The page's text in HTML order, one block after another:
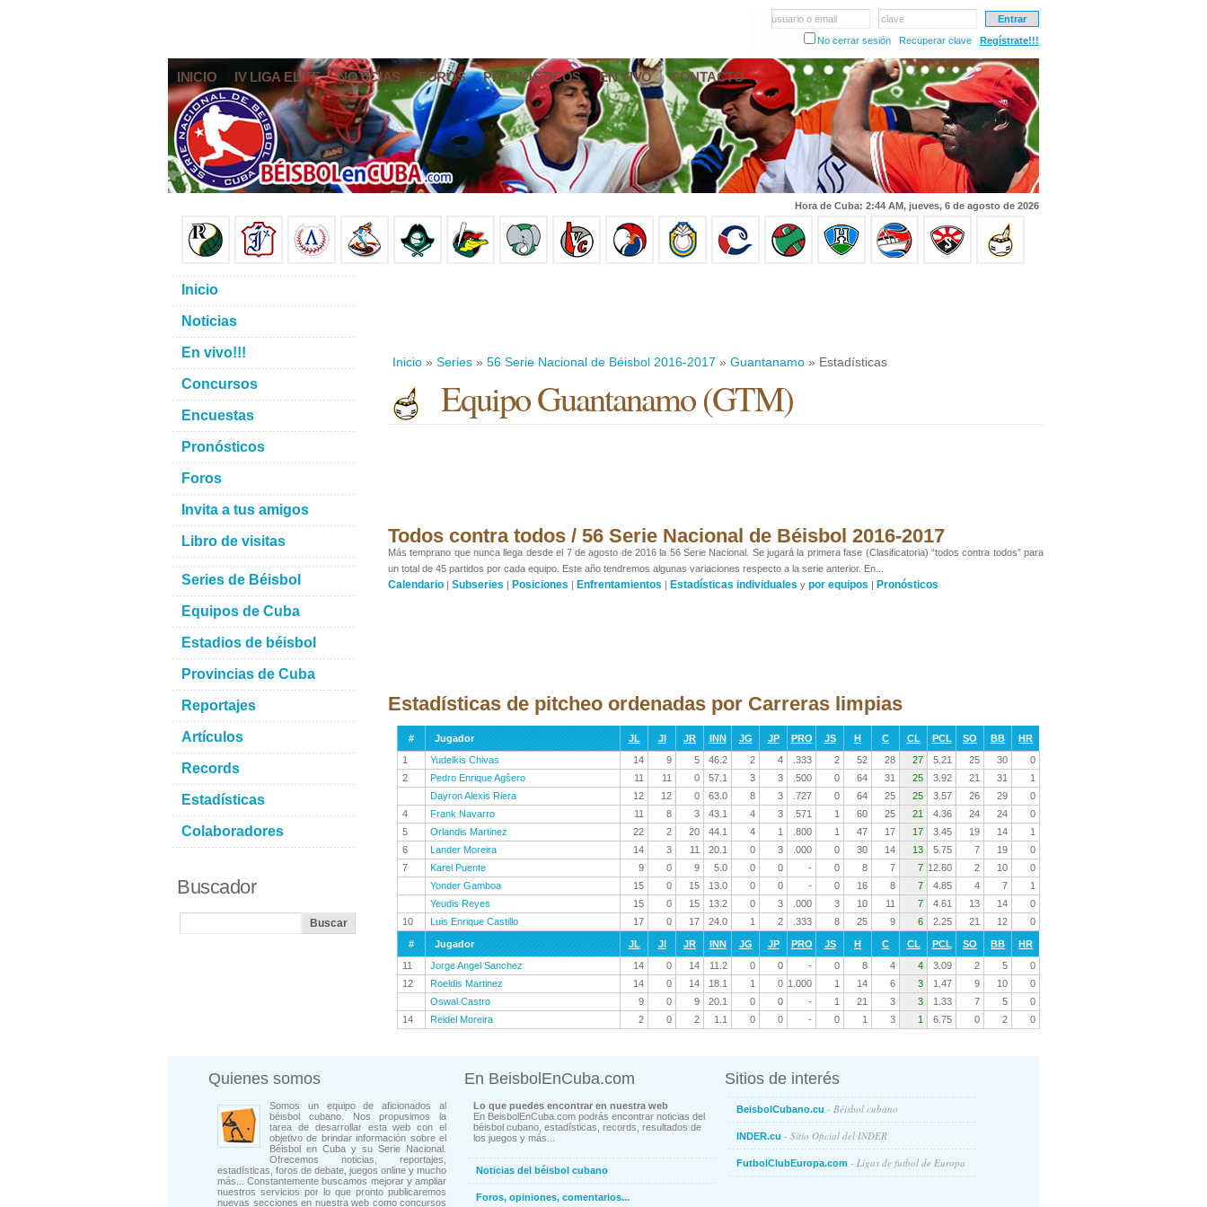
usuario o email
clave
No cerrar sesión
Recuperar clave Regístrate!!!
INICIO IV LIGA ELITE NOTICIAS FOROS PRONÓSTICOS EN VIVO CONTACTO
Hora de Cuba: 2:44 AM, jueves, 6 de agosto de 2026
Inicio » Series » 56 Serie Nacional de Béisbol 2016-2017 » Guantanamo » Estadísticas
Equipo Guantanamo (GTM)
Todos contra todos / 56 Serie Nacional de Béisbol 2016-2017
Más temprano que nunca llega desde el 7 de agosto de 2016 la 56 Serie Nacional. Se jugará la primera fase (Clasificatoria) “todos contra todos” para
un total de 45 partidos por cada equipo. Este año tendremos algunas variaciones respecto a la serie anterior. En...
Calendario | Subseries | Posiciones | Enfrentamientos | Estadísticas individuales y por equipos | Pronósticos
Estadísticas de pitcheo ordenadas por Carreras limpias
# Jugador JL JI JR INN JG JP PRO JS H C CL PCL SO BB
HR
1
Yudelkis Chivas 14 9 5 46.2 2 4 .333 2 52 28 27 5.21 25 30
0
2
Pedro Enrique Agšero 11 11 0 57.1 3 3 .500 0 64 31 25 3.92 21 31
1
Dayron Alexis Riera
12 12 0 63.0 8 3 .727 0 64 25 25 3.57 26 29
0
4
Frank Navarro 11 8 3 43.1 4 3 .571 1 60 25 21 4.36 24 24
0
5
Orlandis Martinez 22 2 20 44.1 4 1 .800 1 47 17 17 3.45 19 14
1
6
Lander Moreira 14 3 11 20.1 0 3 .000 0 30 14 13 5.75 7 19
0
7
Karel Puente 9 0 9 5.0 0 0 - 0 8 7 7 12.60 2 10
0
Yonder Gamboa
15 0 15 13.0 0 0 - 0 16 8 7 4.85 4 7
1
Yeudis Reyes
15 0 15 13.2 0 3 .000 3 10 11 7 4.61 13 14
0
10
Luis Enrique Castillo 17 0 17 24.0 1 2 .333 8 25 9 6 2.25 21 12 0
# Jugador JL JI JR INN JG JP PRO JS H C CL PCL SO BB
HR
11
Jorge Angel Sanchez 14 0 14 11.2 0 0 - 0 8 4 4 3.09 2 5
0
12
Roeldis Martinez 14 0 14 18.1 1 0 1.000 1 14 6 3 1.47 9 10
0
Oswal Castro
9 0 9 20.1 0 0 - 1 21 3 3 1.33 7 5
0
14
Reidel Moreira 2 0 2 1.1 0 0 - 0 1 3 1 6.75 0 2 0
Inicio
Noticias
En vivo!!!
Concursos
Encuestas
Pronósticos
Foros
Invita a tus amigos
Libro de visitas
Series de Béisbol
Equipos de Cuba
Estadios de béisbol
Provincias de Cuba
Reportajes
Artículos
Records
Estadísticas
Colaboradores
Buscador
Quienes somos
Somos un equipo de aficionados al
béisbol cubano. Nos propusimos la
tarea de desarrollar esta web con el
objetivo de brindar información sobre el
Béisbol en Cuba y su Serie Nacional.
Ofrecemos noticias, reportajes,
estadísticas, foros de debate, juegos online y mucho
más... Constantemente buscamos mejorar y ampliar
nuestros servicios por lo que pronto publicaremos
nuevas secciones en nuestra web como concursos
En BeisbolEnCuba.com
Lo que puedes encontrar en nuestra web
En BeisbolEnCuba.com podrás encontrar noticias del
béisbol cubano, estadísticas, records, resultados de
los juegos y más...
Noticias del béisbol cubano
Foros, opiniones, comentarios...
Sitios de interés
BeisbolCubano.cu - Béisbol cubano
INDER.cu - Sitio Oficial del INDER
FutbolClubEuropa.com - Ligas de futbol de Europa